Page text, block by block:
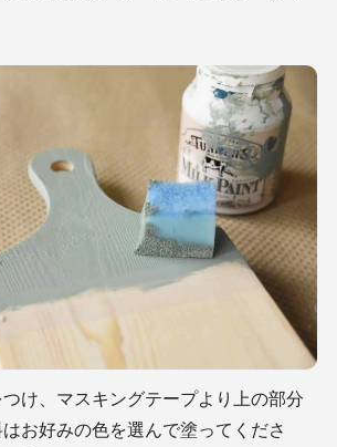
け、マスキングテープより上の部分
お好みの色を選んで塗ってくださ